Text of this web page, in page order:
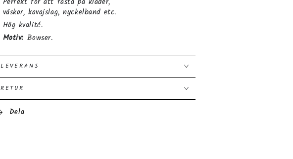
väskor, kavajslag, nyckelband etc.
Hög kvalité.
Motiv: Bowser.
LEVERANS
RETUR
Dela